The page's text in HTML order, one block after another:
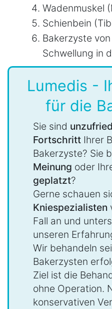
Wadenmuskel
Schienbein
Bakerzyste
Schwellung in
Lumedis -
für die
Sie sind
Fortschritt Ihrer
Bakerzyste? Sie
Meinung oder
geplatzt?
Gerne schauen
Kniespezialisten
Fall an und
unseren
Wir behandeln
Bakerzysten
Ziel ist die
ohne Operation.
konservativen